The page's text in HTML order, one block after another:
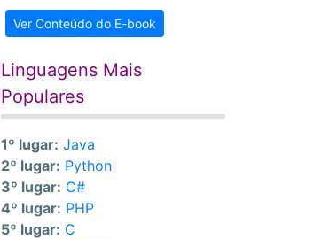
Ver Conteúdo do E-book
Linguagens Mais
Populares
1º lugar: Java
2º lugar: Python
3º lugar: C#
4º lugar: PHP
5º lugar: C